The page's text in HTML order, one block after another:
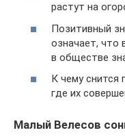
растут на
Позитивный
означает, что
в обществе
К чему снится
где их
Малый Велесов